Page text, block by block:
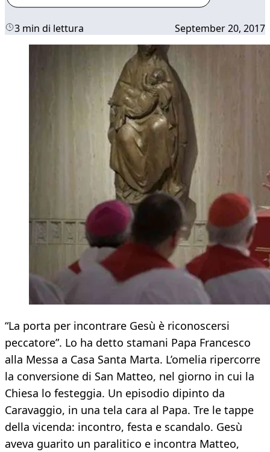
3 min di lettura September 20, 2017
“La porta per incontrare Gesù è riconoscersi
peccatore”. Lo ha detto stamani Papa Francesco
alla Messa a Casa Santa Marta. L’omelia ripercorre
la conversione di San Matteo, nel giorno in cui la
Chiesa lo festeggia. Un episodio dipinto da
Caravaggio, in una tela cara al Papa. Tre le tappe
della vicenda: incontro, festa e scandalo. Gesù
aveva guarito un paralitico e incontra Matteo,